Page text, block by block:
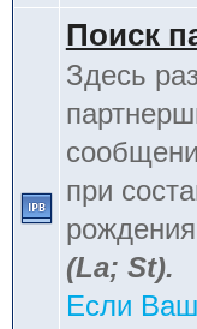
Поиск
Здесь
при
(La; St).
Если